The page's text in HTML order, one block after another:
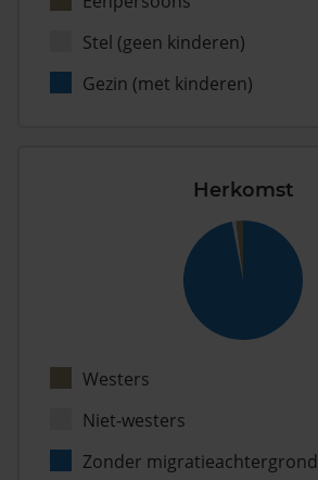
Stel (geen kinderen)
Gezin (met kinderen)
Herkomst
Westers
Niet-westers
Zonder migratieachtergrond